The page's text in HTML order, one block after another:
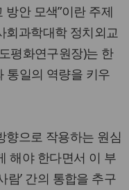
안 모색”이란 주제
회과학대학 정치외교
평화연구원장)는 한
통일의 역량을 키우
향으로 작용하는 원심
해야 한다면서 이 부
람’ 간의 통합을 추구